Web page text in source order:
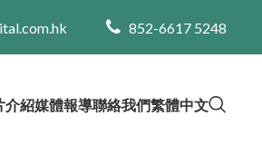
852-6617 5248
介紹媒體報導聯絡我們繁體中文